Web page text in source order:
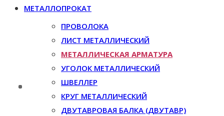
МЕТАЛЛОПРОКАТ
ПРОВОЛОКА
ЛИСТ МЕТАЛЛИЧЕСКИЙ
МЕТАЛЛИЧЕСКАЯ АРМАТУРА
УГОЛОК МЕТАЛЛИЧЕСКИЙ
ШВЕЛЛЕР
КРУГ МЕТАЛЛИЧЕСКИЙ
ДВУТАВРОВАЯ БАЛКА (ДВУТАВР)